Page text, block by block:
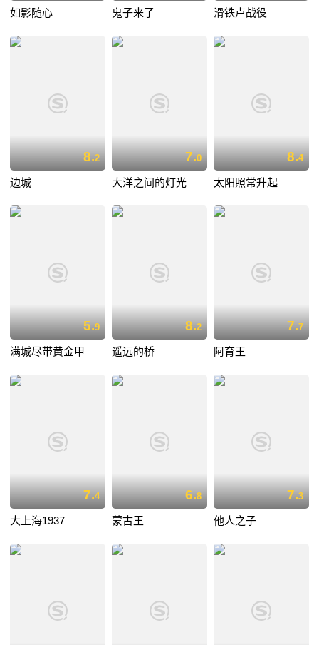
如影随心 鬼子来了 滑铁卢战役
8.2
边城
7.0
大洋之间的灯光
8.4
太阳照常升起
5.9
满城尽带黄金甲
8.2
遥远的桥
7.7
阿育王
7.4
大上海1937
6.8
蒙古王
7.3
他人之子